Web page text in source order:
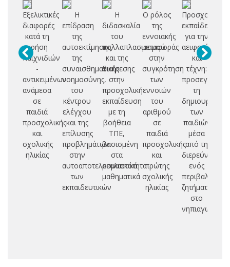
Εξελικτικές
διαφορές
κατά τη
χρήση
παιχνιδιών
-
αντικειμένων
ανάμεσα
σε
παιδιά
προσχολικής
και
σχολικής
ηλικίας
Η
επίδραση
της
αυτοεκτίμησης,
της
συναισθηματικής
νοημοσύνης,
του
κέντρου
ελέγχου
και της
επίλυσης
προβλημάτων
στην
αυτοαποτελεσματικότητα
των
εκπαιδευτικών
Η
διδασκαλία
του
πολλαπλασιασμού
και της
διαίρεσης
στην
προσχολική
εκπαίδευση
με τη
βοήθεια
ΤΠΕ,
βασισμένη
στα
ρεαλιστικά
μαθηματικά
Ο ρόλος
της
εννοιακής
μεταφοράς
στην
συγκρότηση
των
εννοιών
του
αριθμού
σε
παιδιά
προσχολικής
και
πρώτης
σχολικής
ηλικίας
Προσχολική
εκπαίδευση
για την
αειφορία
και
τέχνη:
τη
των
παιδιών
μέσα
από τη
διερεύνηση
ενός
ζητήματος
στο
νηπιαγωγείο